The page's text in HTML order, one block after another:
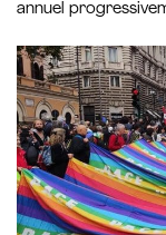
annuel